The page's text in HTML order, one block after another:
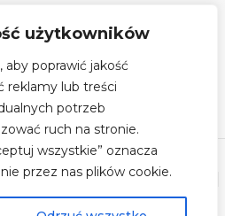
użytkowników
poprawić jakość
reklamy lub treści
potrzeb
ruch na stronie.
wszystkie” oznacza
przez nas plików cookie.
Realizacja: www.woh.group
iSerwer.pl